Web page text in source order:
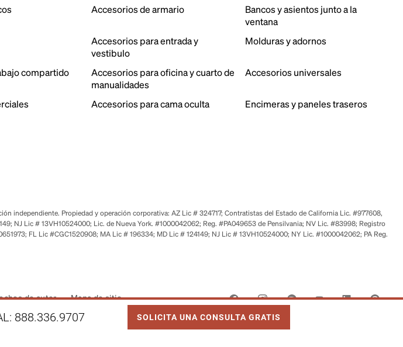
888.336.9707 SOLICITA UNA CONSULTA GRATIS
Accesorios de armario
Bancos y asientos junto a la
ventana
Accesorios para entrada y
vestibulo
Molduras y adornos
compartido
Accesorios para oficina y cuarto de
manualidades
Accesorios universales
Accesorios para cama oculta
Encimeras y paneles traseros
independiente. Propiedad y operación corporativa: AZ Lic # 324717; Contratistas del Estado de California Lic. #977608,
NJ Lic # 13VH10524000; Lic. de Nueva York. #1000042062; Reg. #PA049653 de Pensilvania; NV Lic. #83998; Registro
FL Lic #CGC1520908; MA Lic # 196334; MD Lic # 124149; NJ Lic # 13VH10524000; NY Lic. #1000042062; PA Reg.
de autor Mapa de sitio